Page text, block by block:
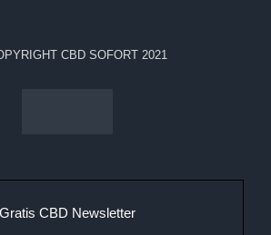
CBD SOFORT 2021
Gratis CBD Newsletter